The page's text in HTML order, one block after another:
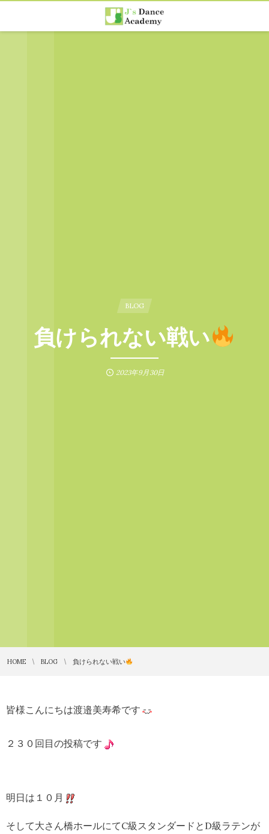
BLOG
負けられない戦い
2023年9月30日
HOME BLOG 負けられない戦い
皆様こんにちは渡邉美寿希です
２３０回目の投稿です
明日は１０月
そして大さん橋ホールにてC級スタンダードとD級ラテンが